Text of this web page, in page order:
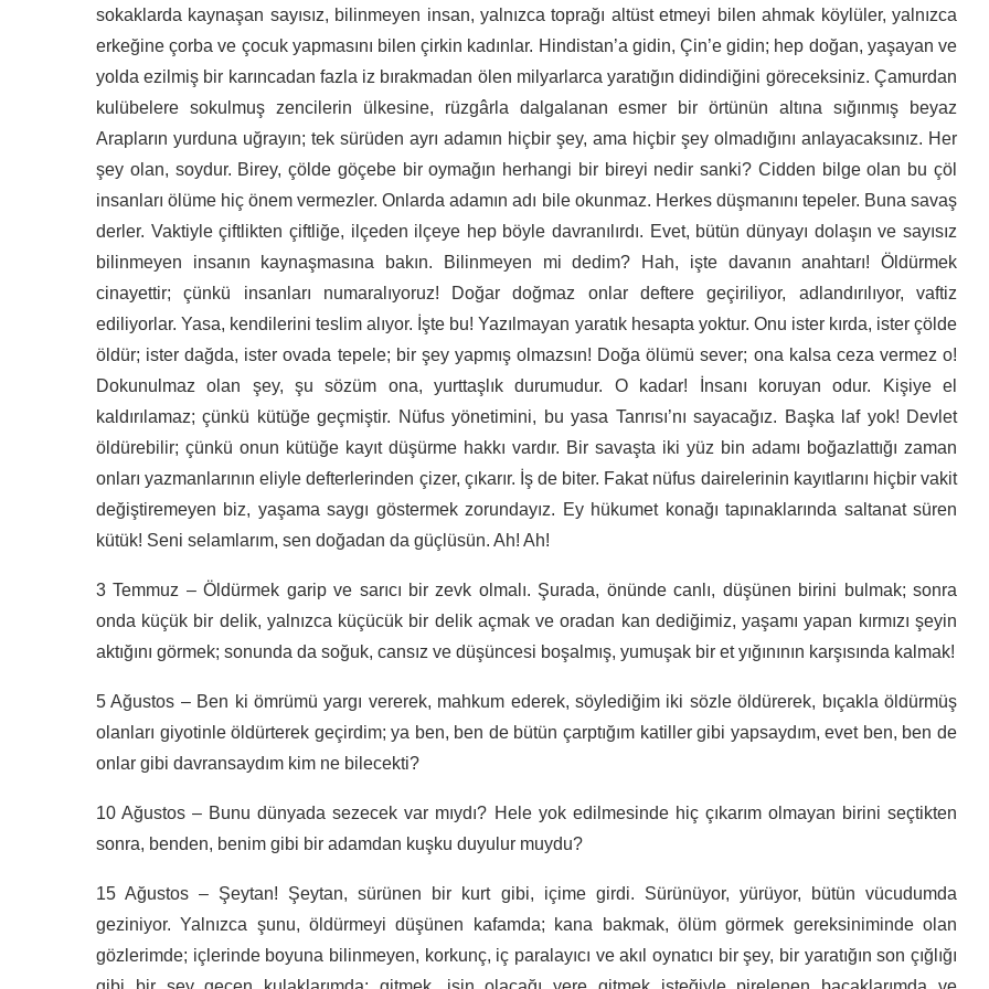
sokaklarda kaynaşan sayısız, bilinmeyen insan, yalnızca toprağı altüst etmeyi bilen ahmak köylüler, yalnızca
erkeğine çorba ve çocuk yapmasını bilen çirkin kadınlar. Hindistan’a gidin, Çin’e gidin; hep doğan, yaşayan ve
yolda ezilmiş bir karıncadan fazla iz bırakmadan ölen milyarlarca yaratığın didindiğini göreceksiniz. Çamurdan
kulübelere sokulmuş zencilerin ülkesine, rüzgârla dalgalanan esmer bir örtünün altına sığınmış beyaz
Arapların yurduna uğrayın; tek sürüden ayrı adamın hiçbir şey, ama hiçbir şey olmadığını anlayacaksınız. Her
şey olan, soydur. Birey, çölde göçebe bir oymağın herhangi bir bireyi nedir sanki? Cidden bilge olan bu çöl
insanları ölüme hiç önem vermezler. Onlarda adamın adı bile okunmaz. Herkes düşmanını tepeler. Buna savaş
derler. Vaktiyle çiftlikten çiftliğe, ilçeden ilçeye hep böyle davranılırdı. Evet, bütün dünyayı dolaşın ve sayısız
bilinmeyen insanın kaynaşmasına bakın. Bilinmeyen mi dedim? Hah, işte davanın anahtarı! Öldürmek
cinayettir; çünkü insanları numaralıyoruz! Doğar doğmaz onlar deftere geçiriliyor, adlandırılıyor, vaftiz
ediliyorlar. Yasa, kendilerini teslim alıyor. İşte bu! Yazılmayan yaratık hesapta yoktur. Onu ister kırda, ister çölde
öldür; ister dağda, ister ovada tepele; bir şey yapmış olmazsın! Doğa ölümü sever; ona kalsa ceza vermez o!
Dokunulmaz olan şey, şu sözüm ona, yurttaşlık durumudur. O kadar! İnsanı koruyan odur. Kişiye el
kaldırılamaz; çünkü kütüğe geçmiştir. Nüfus yönetimini, bu yasa Tanrısı’nı sayacağız. Başka laf yok! Devlet
öldürebilir; çünkü onun kütüğe kayıt düşürme hakkı vardır. Bir savaşta iki yüz bin adamı boğazlattığı zaman
onları yazmanlarının eliyle defterlerinden çizer, çıkarır. İş de biter. Fakat nüfus dairelerinin kayıtlarını hiçbir vakit
değiştiremeyen biz, yaşama saygı göstermek zorundayız. Ey hükumet konağı tapınaklarında saltanat süren
kütük! Seni selamlarım, sen doğadan da güçlüsün. Ah! Ah!
3 Temmuz – Öldürmek garip ve sarıcı bir zevk olmalı. Şurada, önünde canlı, düşünen birini bulmak; sonra
onda küçük bir delik, yalnızca küçücük bir delik açmak ve oradan kan dediğimiz, yaşamı yapan kırmızı şeyin
aktığını görmek; sonunda da soğuk, cansız ve düşüncesi boşalmış, yumuşak bir et yığınının karşısında kalmak!
5 Ağustos – Ben ki ömrümü yargı vererek, mahkum ederek, söylediğim iki sözle öldürerek, bıçakla öldürmüş
olanları giyotinle öldürterek geçirdim; ya ben, ben de bütün çarptığım katiller gibi yapsaydım, evet ben, ben de
onlar gibi davransaydım kim ne bilecekti?
10 Ağustos – Bunu dünyada sezecek var mıydı? Hele yok edilmesinde hiç çıkarım olmayan birini seçtikten
sonra, benden, benim gibi bir adamdan kuşku duyulur muydu?
15 Ağustos – Şeytan! Şeytan, sürünen bir kurt gibi, içime girdi. Sürünüyor, yürüyor, bütün vücudumda
geziniyor. Yalnızca şunu, öldürmeyi düşünen kafamda; kana bakmak, ölüm görmek gereksiniminde olan
gözlerimde; içlerinde boyuna bilinmeyen, korkunç, iç paralayıcı ve akıl oynatıcı bir şey, bir yaratığın son çığlığı